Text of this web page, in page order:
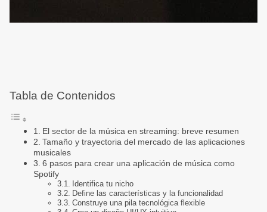
Tabla de Contenidos
El sector de la música en streaming: breve resumen
Tamaño y trayectoria del mercado de las aplicaciones
musicales
6 pasos para crear una aplicación de música como
Spotify
Identifica tu nicho
Define las características y la funcionalidad
Construye una pila tecnológica flexible